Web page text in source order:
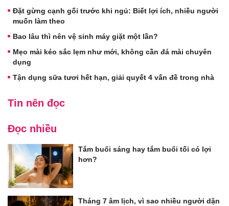
Đặt gừng cạnh gối trước khi ngủ: Biết lợi ích, nhiều người
muốn làm theo
Bao lâu thì nên vệ sinh máy giặt một lần?
Mẹo mài kéo sắc lẹm như mới, không cần đá mài chuyên
dụng
Tận dụng sữa tươi hết hạn, giải quyết 4 vấn đề trong nhà
Tin nên đọc
Đọc nhiều
Tắm buổi sáng hay tắm buổi tối có lợi
hơn?
Tháng 7 âm lịch, vì sao nhiều người dặn